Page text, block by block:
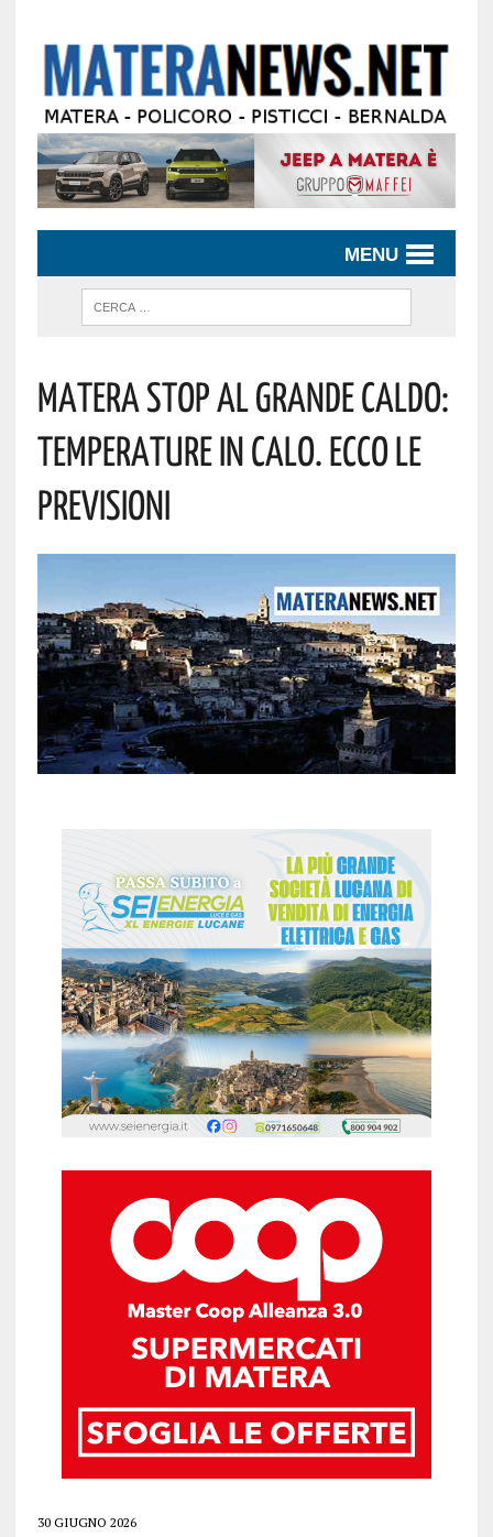
MENU
Matera Stop Al Grande Caldo:
Temperature In Calo. Ecco Le
Previsioni
30 GIUGNO 2026